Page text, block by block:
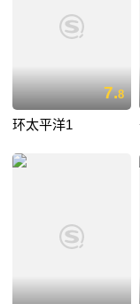
7.8
环太平洋1